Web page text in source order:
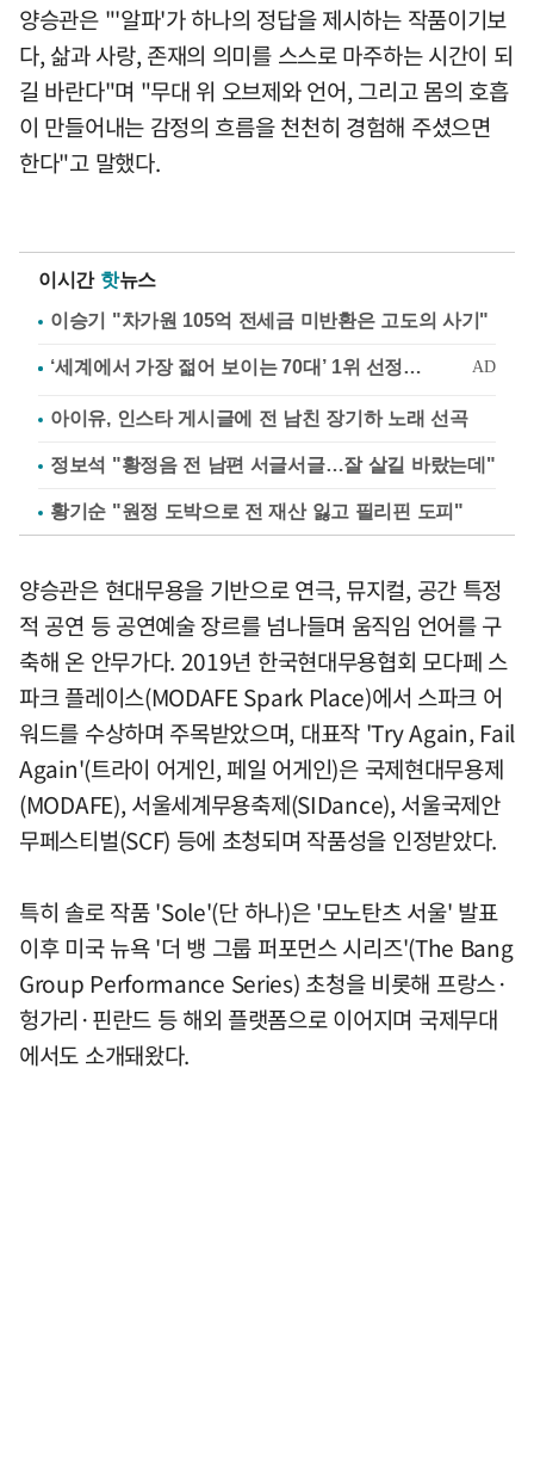
양승관은 "'알파'가 하나의 정답을 제시하는 작품이기보
다, 삶과 사랑, 존재의 의미를 스스로 마주하는 시간이 되
길 바란다"며 "무대 위 오브제와 언어, 그리고 몸의 호흡
이 만들어내는 감정의 흐름을 천천히 경험해 주셨으면
한다"고 말했다.
이시간 핫뉴스
이승기 "차가원 105억 전세금 미반환은 고도의 사기"
아이유, 인스타 게시글에 전 남친 장기하 노래 선곡
정보석 "황정음 전 남편 서글서글…잘 살길 바랐는데"
황기순 "원정 도박으로 전 재산 잃고 필리핀 도피"
양승관은 현대무용을 기반으로 연극, 뮤지컬, 공간 특정
적 공연 등 공연예술 장르를 넘나들며 움직임 언어를 구
축해 온 안무가다. 2019년 한국현대무용협회 모다페 스
파크 플레이스(MODAFE Spark Place)에서 스파크 어
워드를 수상하며 주목받았으며, 대표작 'Try Again, Fail
Again'(트라이 어게인, 페일 어게인)은 국제현대무용제
(MODAFE), 서울세계무용축제(SIDance), 서울국제안
무페스티벌(SCF) 등에 초청되며 작품성을 인정받았다.
특히 솔로 작품 'Sole'(단 하나)은 '모노탄츠 서울' 발표
이후 미국 뉴욕 '더 뱅 그룹 퍼포먼스 시리즈'(The Bang
Group Performance Series) 초청을 비롯해 프랑스·
헝가리·핀란드 등 해외 플랫폼으로 이어지며 국제무대
에서도 소개돼왔다.